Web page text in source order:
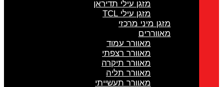
מזגן עילי תדיראן
מזגן עילי TCL
מזגן מיני מרכזי
מאווררים
מאוורר עמוד
מאוורר רצפתי
מאוורר תיקרה
מאוורר תליה
מאוורר תעשייתי